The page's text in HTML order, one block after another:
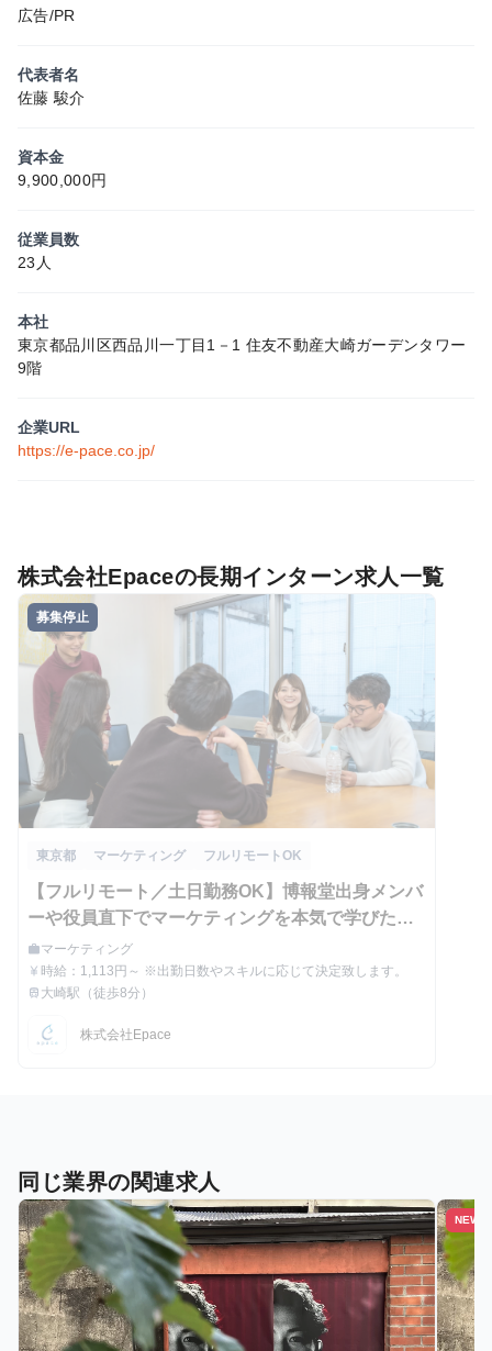
広告/PR
代表者名
佐藤 駿介
資本金
9,900,000円
従業員数
23人
本社
東京都品川区西品川一丁目1－1 住友不動産大崎ガーデンタワー
9階
企業URL
https://e-pace.co.jp/
株式会社Epaceの長期インターン求人一覧
募集停止
東京都 マーケティング フルリモートOK
【フルリモート／土日勤務OK】博報堂出身メンバ
ーや役員直下でマーケティングを本気で学びたい
学生募集！
職種
workマーケティング
給与
currency_yen 時給：1,113円～ ※出勤日数やスキルに応じて決定致します。
最寄駅
train 大崎駅（徒歩8分）
株式会社Epace
同じ業界の関連求人
NEW